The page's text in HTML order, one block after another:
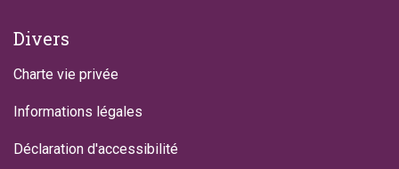
Divers
Charte vie privée
Informations légales
Déclaration d'accessibilité